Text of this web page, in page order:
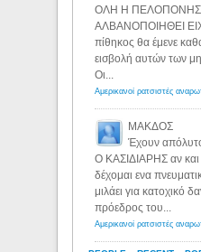
ΟΛΗ Η
ΑΛΒΑΝΟΠΟΙΗΘΕΙ
πίθηκος θα έμενε
εισβολή αυτών των
Οι...
ΜΑΚΔΟΣ
Έχουν
Ο ΚΑΣΙΔΙΑΡΗΣ αν και
δέχομαι ενα
μιλάει για κατοχικό
πρόεδρος του...